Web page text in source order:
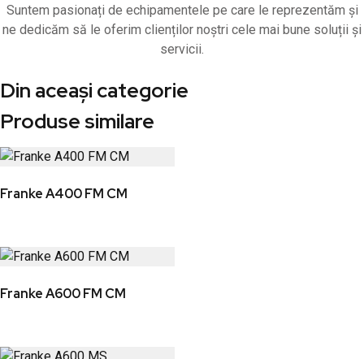
Suntem pasionați de echipamentele pe care le reprezentăm și
ne dedicăm să le oferim clienților noștri cele mai bune soluții și
servicii.
Din aceași categorie
Produse similare
Franke A400 FM CM
Franke A600 FM CM